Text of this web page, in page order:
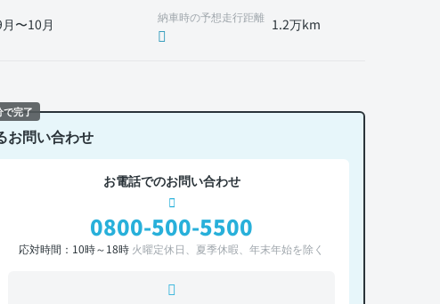
〜10月 納車時の予想走行距離 1.2万km
お問い合わせ
お電話でのお問い合わせ
0800-500-5500
応対時間：10時～18時 火曜定休日、夏季休暇、年末年始を除く
で完了